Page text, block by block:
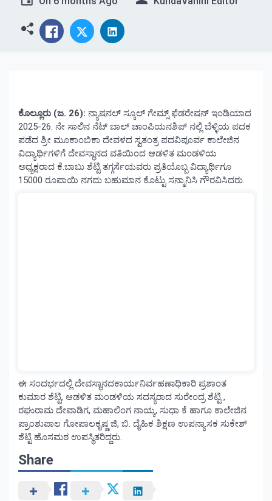
ಕೊಲ್ಲೂರು (ಜ. 26): ನ್ಯಾಷನಲ್ ಸ್ಕೂಲ್ ಗೇಮ್ಸ್ ಫೆಡರೇಷನ್ ಇಂಡಿಯಾದ
2025-26. ನೇ ಸಾಲಿನ ನೆಟ್ ಬಾಲ್ ಚಾಂಪಿಯನಶಿಪ್ ನಲ್ಲಿ ಬೆಳ್ಳಿಯ ಪದಕ
ಪಡೆದ ಶ್ರೀ ಮೂಕಾಂಬಿಕಾ ದೇವಳದ ಸ್ವತಂತ್ರ ಪದವಿಪೂರ್ವ ಕಾಲೇಜಿನ
ವಿದ್ಯಾರ್ಥಿಗಳಿಗೆ ದೇವಸ್ಥಾನದ ವತಿಯಿಂದ ಆಡಳಿತ ಮಂಡಳಿಯ
ಅಧ್ಯಕ್ಷರಾದ ಕೆ.ಬಾಬು ಶೆಟ್ಟಿ ತಗ್ಗರ್ಸೆಯವರು ಪ್ರತಿಯೊಬ್ಬ ವಿದ್ಯಾರ್ಥಿಗೂ
15000 ರೂಪಾಯಿ ನಗದು ಬಹುಮಾನ ಕೊಟ್ಟು ಸನ್ಮಾನಿಸಿ ಗೌರವಿಸಿದರು.
ಈ ಸಂದರ್ಭದಲ್ಲಿ ದೇವಸ್ಥಾನದಕಾರ್ಯನಿರ್ವಹಣಾಧಿಕಾರಿ ಪ್ರಶಾಂತ
ಕುಮಾರ ಶೆಟ್ಟಿ, ಆಡಳಿತ ಮಂಡಳಿಯ ಸದಸ್ಯರಾದ ಸುರೇಂದ್ರ ಶೆಟ್ಟಿ ,
ರಘುರಾಮ ದೇವಾಡಿಗ, ಮಹಾಲಿಂಗ ನಾಯ್ಕ, ಸುಧಾ ಕೆ ಹಾಗೂ ಕಾಲೇಜಿನ
ಪ್ರಾಂಶುಪಾಲ ಗೋಪಾಲಕೃಷ್ಣ ಜಿ, ಬಿ. ದೈಹಿಕ ಶಿಕ್ಷಣ ಉಪನ್ಯಾಸಕ ಸುಕೇಶ್
ಶೆಟ್ಟಿ ಹೊಸಮಠ ಉಪಸ್ಥಿತರಿದ್ದರು.
Share